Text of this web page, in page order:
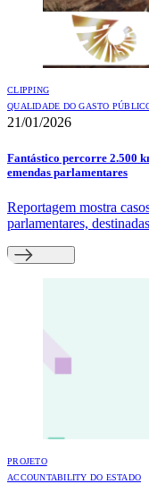
CLIPPING
QUALIDADE DO GASTO
21/01/2026
Fantástico percorre 2.500
emendas parlamentares
Reportagem mostra
parlamentares,
PROJETO
ACCOUNTABILITY DO ESTADO